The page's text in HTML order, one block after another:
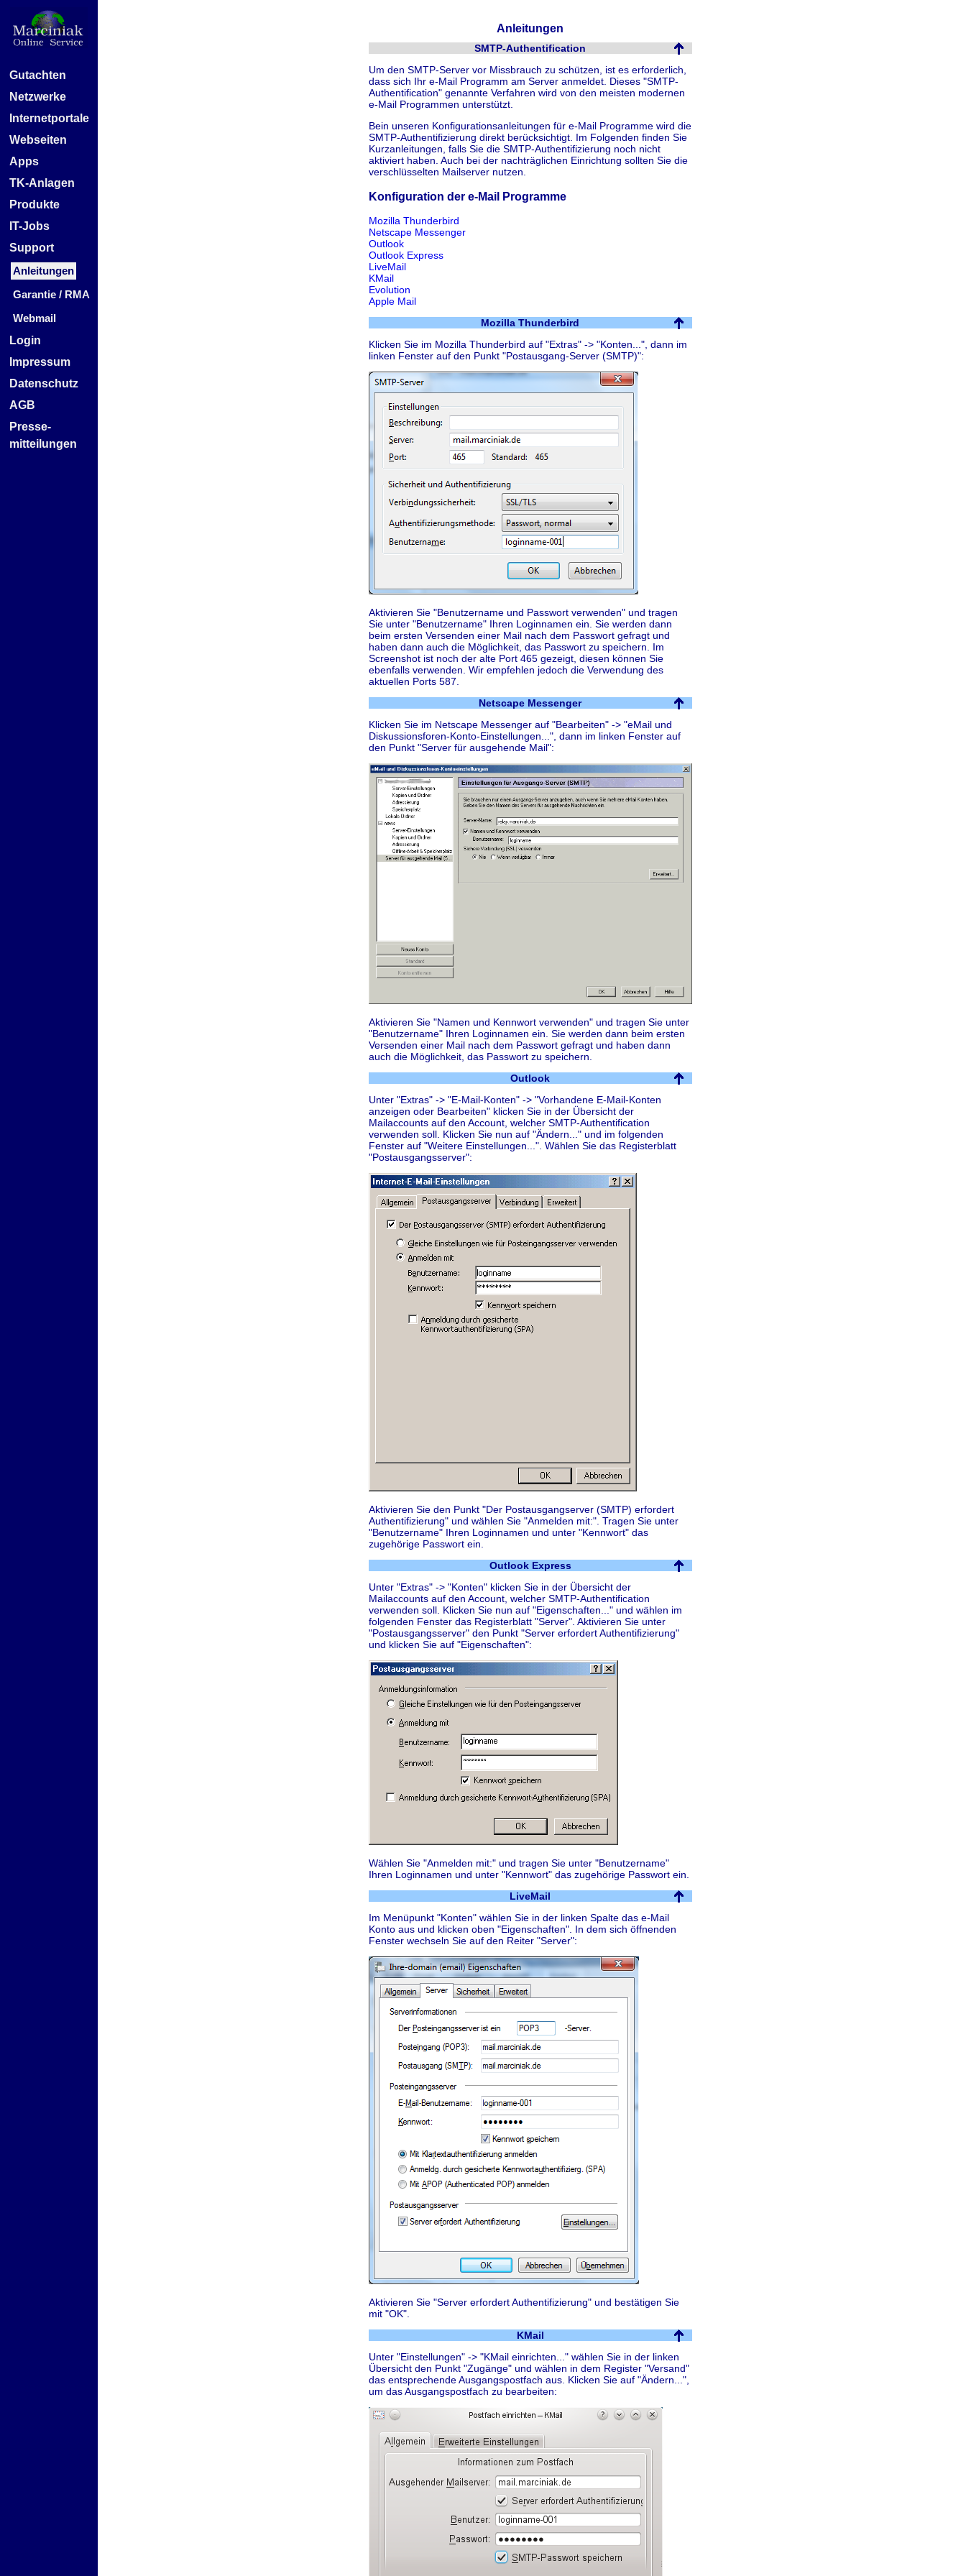
Anleitungen
SMTP-Authentification
Um den SMTP-Server vor Missbrauch zu schützen, ist es erforderlich,
dass sich Ihr e-Mail Programm am Server anmeldet. Dieses "SMTP-
Authentification" genannte Verfahren wird von den meisten modernen
e-Mail Programmen unterstützt.
Bein unseren Konfigurationsanleitungen für e-Mail Programme wird die
SMTP-Authentifizierung direkt berücksichtigt. Im Folgenden finden Sie
Kurzanleitungen, falls Sie die SMTP-Authentifizierung noch nicht
aktiviert haben. Auch bei der nachträglichen Einrichtung sollten Sie die
verschlüsselten Mailserver nutzen.
Konfiguration der e-Mail Programme
Mozilla Thunderbird
Netscape Messenger
Outlook
Outlook Express
LiveMail
KMail
Evolution
Apple Mail
Mozilla Thunderbird
Klicken Sie im Mozilla Thunderbird auf "Extras" -> "Konten...", dann im
linken Fenster auf den Punkt "Postausgang-Server (SMTP)":
Aktivieren Sie "Benutzername und Passwort verwenden" und tragen
Sie unter "Benutzername" Ihren Loginnamen ein. Sie werden dann
beim ersten Versenden einer Mail nach dem Passwort gefragt und
haben dann auch die Möglichkeit, das Passwort zu speichern. Im
Screenshot ist noch der alte Port 465 gezeigt, diesen können Sie
ebenfalls verwenden. Wir empfehlen jedoch die Verwendung des
aktuellen Ports 587.
Netscape Messenger
Klicken Sie im Netscape Messenger auf "Bearbeiten" -> "eMail und
Diskussionsforen-Konto-Einstellungen...", dann im linken Fenster auf
den Punkt "Server für ausgehende Mail":
Aktivieren Sie "Namen und Kennwort verwenden" und tragen Sie unter
"Benutzername" Ihren Loginnamen ein. Sie werden dann beim ersten
Versenden einer Mail nach dem Passwort gefragt und haben dann
auch die Möglichkeit, das Passwort zu speichern.
Outlook
Unter "Extras" -> "E-Mail-Konten" -> "Vorhandene E-Mail-Konten
anzeigen oder Bearbeiten" klicken Sie in der Übersicht der
Mailaccounts auf den Account, welcher SMTP-Authentification
verwenden soll. Klicken Sie nun auf "Ändern..." und im folgenden
Fenster auf "Weitere Einstellungen...". Wählen Sie das Registerblatt
"Postausgangsserver":
Aktivieren Sie den Punkt "Der Postausgangserver (SMTP) erfordert
Authentifizierung" und wählen Sie "Anmelden mit:". Tragen Sie unter
"Benutzername" Ihren Loginnamen und unter "Kennwort" das
zugehörige Passwort ein.
Outlook Express
Unter "Extras" -> "Konten" klicken Sie in der Übersicht der
Mailaccounts auf den Account, welcher SMTP-Authentification
verwenden soll. Klicken Sie nun auf "Eigenschaften..." und wählen im
folgenden Fenster das Registerblatt "Server". Aktivieren Sie unter
"Postausgangsserver" den Punkt "Server erfordert Authentifizierung"
und klicken Sie auf "Eigenschaften":
Wählen Sie "Anmelden mit:" und tragen Sie unter "Benutzername"
Ihren Loginnamen und unter "Kennwort" das zugehörige Passwort ein.
LiveMail
Im Menüpunkt "Konten" wählen Sie in der linken Spalte das e-Mail
Konto aus und klicken oben "Eigenschaften". In dem sich öffnenden
Fenster wechseln Sie auf den Reiter "Server":
Aktivieren Sie "Server erfordert Authentifizierung" und bestätigen Sie
mit "OK".
KMail
Unter "Einstellungen" -> "KMail einrichten..." wählen Sie in der linken
Übersicht den Punkt "Zugänge" und wählen in dem Register "Versand"
das entsprechende Ausgangspostfach aus. Klicken Sie auf "Ändern...",
um das Ausgangspostfach zu bearbeiten:
Gutachten
Netzwerke
Internetportale
Webseiten
Apps
TK-Anlagen
Produkte
IT-Jobs
Support
Anleitungen
Garantie / RMA
Webmail
Login
Impressum
Datenschutz
AGB
Presse-
mitteilungen